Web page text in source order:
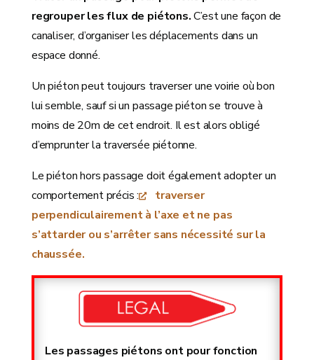
regrouper les flux de piétons.C’est une façon de
canaliser, d’organiser les déplacements dans un
espace donné.
Un piéton peut toujours traverser une voirie où bon
lui semble, sauf si un passage piéton se trouve à
moins de 20m de cet endroit. Il est alors obligé
d’emprunter la traversée piétonne.
Le piéton hors passage doit également adopter un
comportement précis :
traverser
perpendiculairement à l’axe et ne pas
s’attarder ou s’arrêter sans nécessité sur la
chaussée.
Les passages piétons ont pour fonction